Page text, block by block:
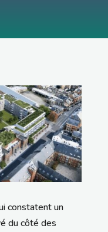
constatent un
du côté des